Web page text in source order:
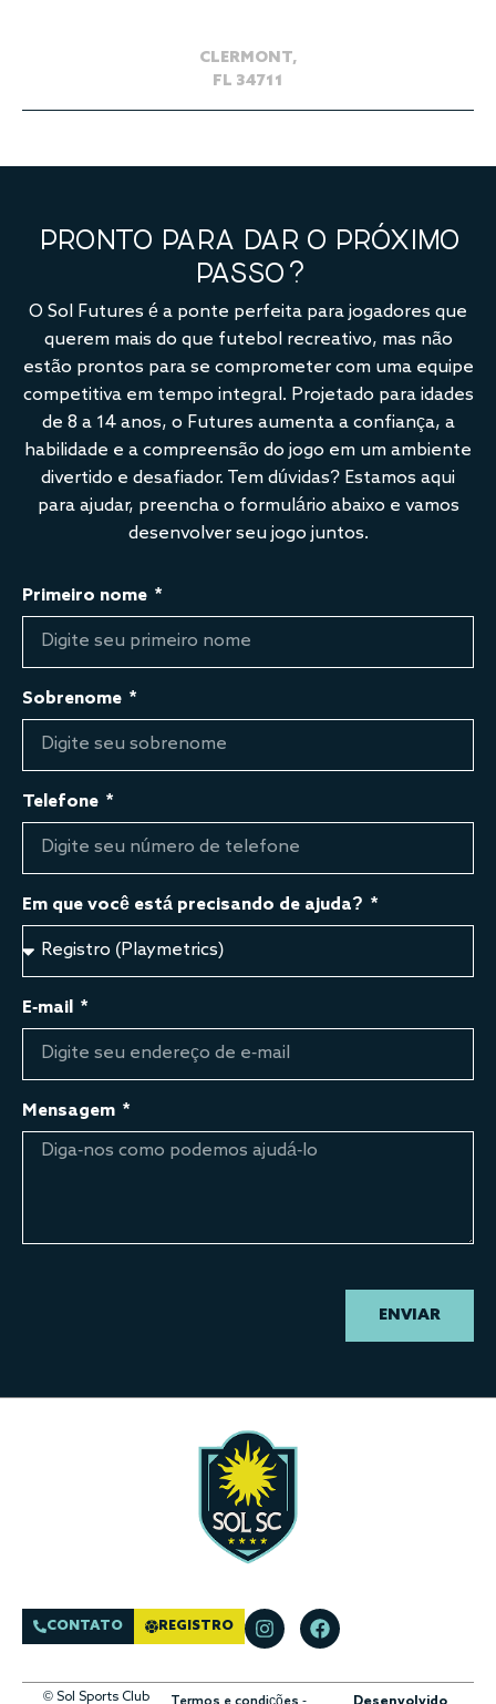
CLERMONT,
FL 34711
PRONTO PARA DAR O PRÓXIMO
PASSO?
O Sol Futures é a ponte perfeita para jogadores que
querem mais do que futebol recreativo, mas não
estão prontos para se comprometer com uma equipe
competitiva em tempo integral. Projetado para idades
de 8 a 14 anos, o Futures aumenta a confiança, a
habilidade e a compreensão do jogo em um ambiente
divertido e desafiador. Tem dúvidas? Estamos aqui
para ajudar, preencha o formulário abaixo e vamos
desenvolver seu jogo juntos.
Primeiro nome
Sobrenome
Telefone
Em que você está precisando de ajuda?
E-mail
Mensagem
ENVIAR
CONTATO REGISTRO
© Sol Sports Club